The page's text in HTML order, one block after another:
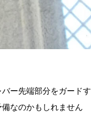
ー先端部分をガードす
なのかもしれません